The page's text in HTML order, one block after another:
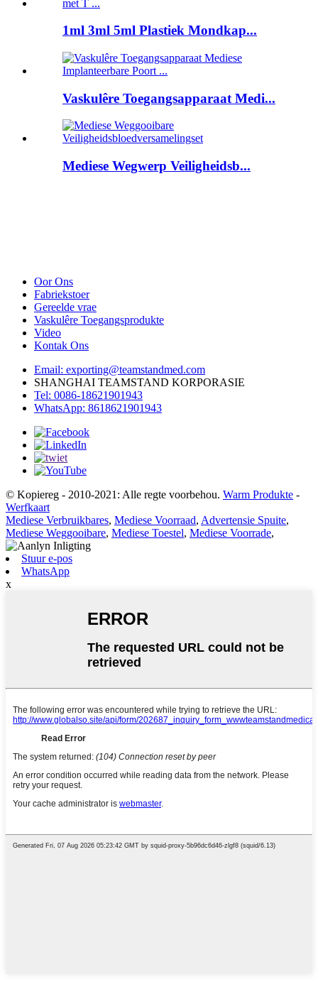
1ml 3ml 5ml Plastiek Mondkap...
Vaskulêre Toegangsapparaat Medi...
Mediese Wegwerp Veiligheidsb...
Oor Ons
Fabriekstoer
Gereelde vrae
Vaskulêre Toegangsprodukte
Video
Kontak Ons
Email: exporting@teamstandmed.com
SHANGHAI TEAMSTAND KORPORASIE
Tel: 0086-18621901943
WhatsApp: 8618621901943
© Kopiereg - 2010-2021: Alle regte voorbehou. Warm Produkte -
Werfkaart
Mediese Verbruikbares, Mediese Voorraad, Advertensie Spuite,
Mediese Weggooibare, Mediese Toestel, Mediese Voorrade,
Stuur e-pos
WhatsApp
x